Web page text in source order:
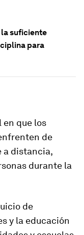
suficiente
para
en que los
de
a distancia,
durante la
de
y la educación